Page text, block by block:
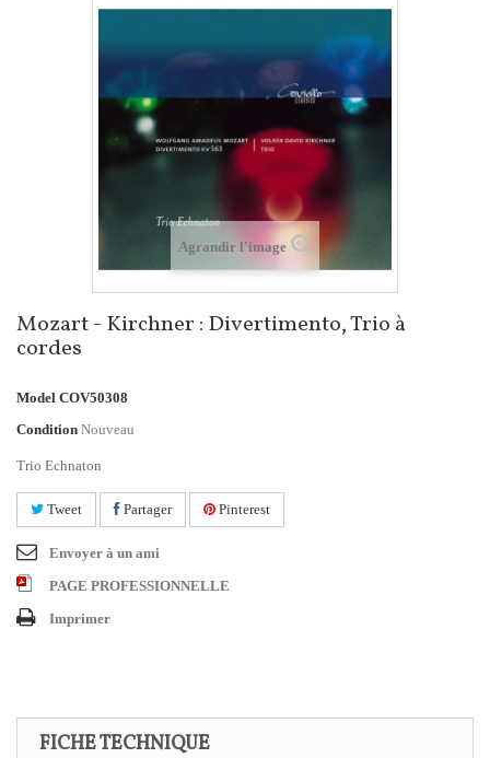
Agrandir l'image
Mozart - Kirchner : Divertimento, Trio à
cordes
Model COV50308
Condition Nouveau
Trio Echnaton
Tweet Partager Pinterest
Envoyer à un ami
PAGE PROFESSIONNELLE
Imprimer
FICHE TECHNIQUE